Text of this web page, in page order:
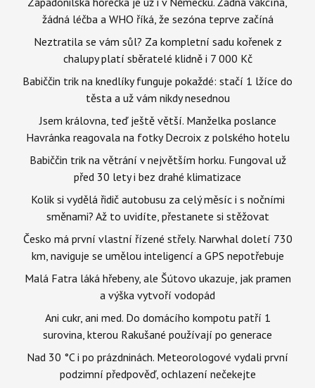
žádná léčba a WHO říká, že sezóna teprve začíná
Neztratila se vám sůl? Za kompletní sadu kořenek z
chalupy platí sběratelé klidně i 7 000 Kč
Babiččin trik na knedlíky funguje pokaždé: stačí 1 lžíce do
těsta a už vám nikdy nesednou
Jsem královna, teď ještě větší. Manželka poslance
Havránka reagovala na fotky Decroix z polského hotelu
Babiččin trik na větrání v největším horku. Fungoval už
před 30 lety i bez drahé klimatizace
Kolik si vydělá řidič autobusu za celý měsíc i s nočními
směnami? Až to uvidíte, přestanete si stěžovat
Česko má první vlastní řízené střely. Narwhal doletí 730
km, naviguje se umělou inteligencí a GPS nepotřebuje
Malá Fatra láká hřebeny, ale Šútovo ukazuje, jak pramen
a výška vytvoří vodopád
Ani cukr, ani med. Do domácího kompotu patří 1
surovina, kterou Rakušané používají po generace
Nad 30 °C i po prázdninách. Meteorologové vydali první
podzimní předpověď, ochlazení nečekejte